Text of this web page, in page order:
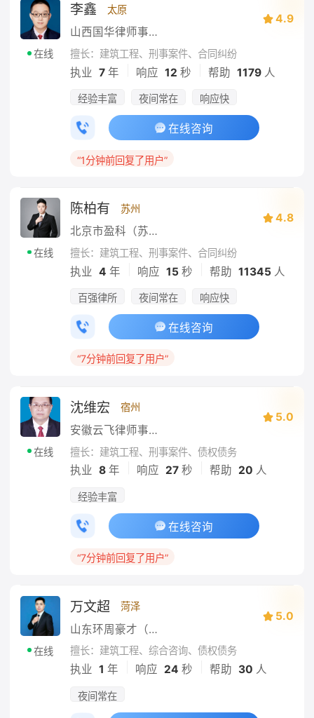
在线
李鑫 太原
山西国华律师事务所
4.9
擅长：建筑工程、刑事案件、合同纠纷
执业 7 年 响应 12 秒 帮助 1179人
经验丰富 夜间常在 响应快
在线咨询
“1分钟前回复了用户”
在线
陈柏有 苏州
北京市盈科（苏州）律师事务所
4.8
擅长：建筑工程、刑事案件、合同纠纷
执业 4 年 响应 15秒 帮助 11345人
百强律所 夜间常在 响应快
在线咨询
“7分钟前回复了用户”
在线
沈维宏 宿州
安徽云飞律师事务所
5.0
擅长：建筑工程、刑事案件、债权债务
执业 8 年 响应 27秒 帮助 20 人
经验丰富
在线咨询
“7分钟前回复了用户”
在线
万文超 菏泽
山东环周豪才（菏泽）律师事务所
5.0
擅长：建筑工程、综合咨询、债权债务
执业 1 年 响应 24 秒 帮助 30 人
夜间常在